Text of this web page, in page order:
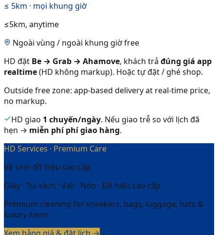
≤ 5km · mọi khung giờ
≤5km, anytime
Ngoài vùng / ngoài khung giờ free
HD đặt Be → Grab → Ahamove, khách trả đúng giá app
realtime(HD không markup). Hoặc tự đặt / ghé shop.
Outside free zone: app-based delivery at real-time price,
no markup.
HD giao 1 chuyến/ngày. Nếu giao trễ so với lịch đã
hẹn → miễn phí phí giao hàng.
HD Services · Premium Care
Vệ sinh đồ hiệu cao cấp
Giày · Túi xách · Vali · Nón · Đồ hiệu cao cấp
Premium cleaning for sneakers, bags, luggage, hats &
luxury items